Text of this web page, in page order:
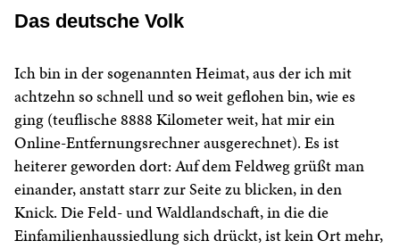
Das deutsche Volk
Ich bin in der sogenannten Heimat, aus der ich mit
achtzehn so schnell und so weit geflohen bin, wie es
ging (teuflische 8888 Kilometer weit, hat mir ein
Online-Entfernungsrechner ausgerechnet). Es ist
heiterer geworden dort: Auf dem Feldweg grüßt man
einander, anstatt starr zur Seite zu blicken, in den
Knick. Die Feld- und Waldlandschaft, in die die
Einfamilienhaussiedlung sich drückt, ist kein Ort mehr,